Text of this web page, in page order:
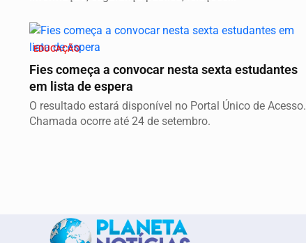
EDUCAÇÃO
Fies começa a convocar nesta sexta estudantes
em lista de espera
O resultado estará disponível no Portal Único de Acesso.
Chamada ocorre até 24 de setembro.